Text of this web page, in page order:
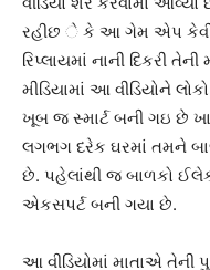
રહીછ ે કે આ ગેમ એપ કેવી
રિપ્લાયમાં નાની દિકરી
મીડિયામાં આ વીડિયોને
ખૂબ જ સ્માર્ટ બની ગઇ છે
લગભગ દરેક ઘરમાં તમને
છે. પહેલાંથી જ બાળકો
એકસપર્ટ બની ગયા છે.
આ વીડિયોમાં માતાએ